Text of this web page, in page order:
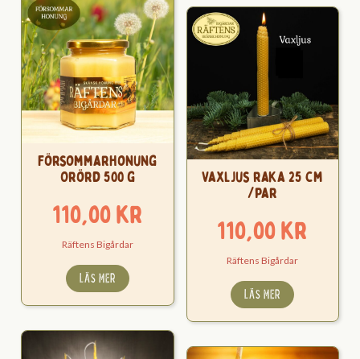
Försommarhonung
Orörd 500 g
110,00kr
Räftens Bigårdar
LÄS MER
Vaxljus raka 25 cm
/par
110,00kr
Räftens Bigårdar
LÄS MER